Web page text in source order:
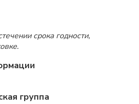
срока годности,
группа